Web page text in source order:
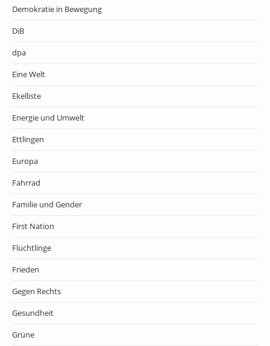
Demokratie in Bewegung
DiB
dpa
Eine Welt
Ekelliste
Energie und Umwelt
Ettlingen
Europa
Fahrrad
Familie und Gender
First Nation
Flüchtlinge
Frieden
Gegen Rechts
Gesundheit
Grüne